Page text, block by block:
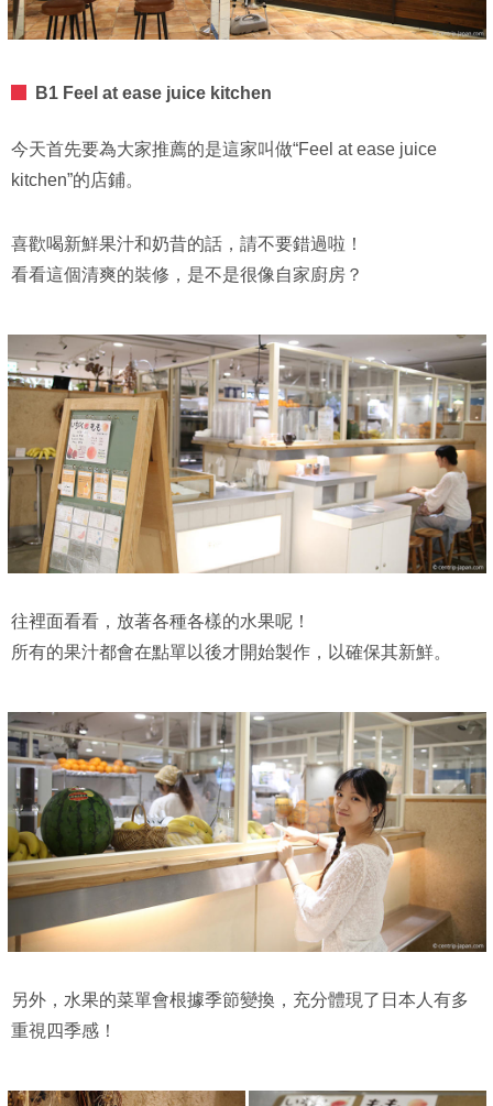
B1 Feel at ease juice kitchen
今天首先要為大家推薦的是這家叫做“Feel at ease juice
kitchen”的店鋪。
喜歡喝新鮮果汁和奶昔的話，請不要錯過啦！
看看這個清爽的裝修，是不是很像自家廚房？
往裡面看看，放著各種各樣的水果呢！
所有的果汁都會在點單以後才開始製作，以確保其新鮮。
另外，水果的菜單會根據季節變換，充分體現了日本人有多
重視四季感！